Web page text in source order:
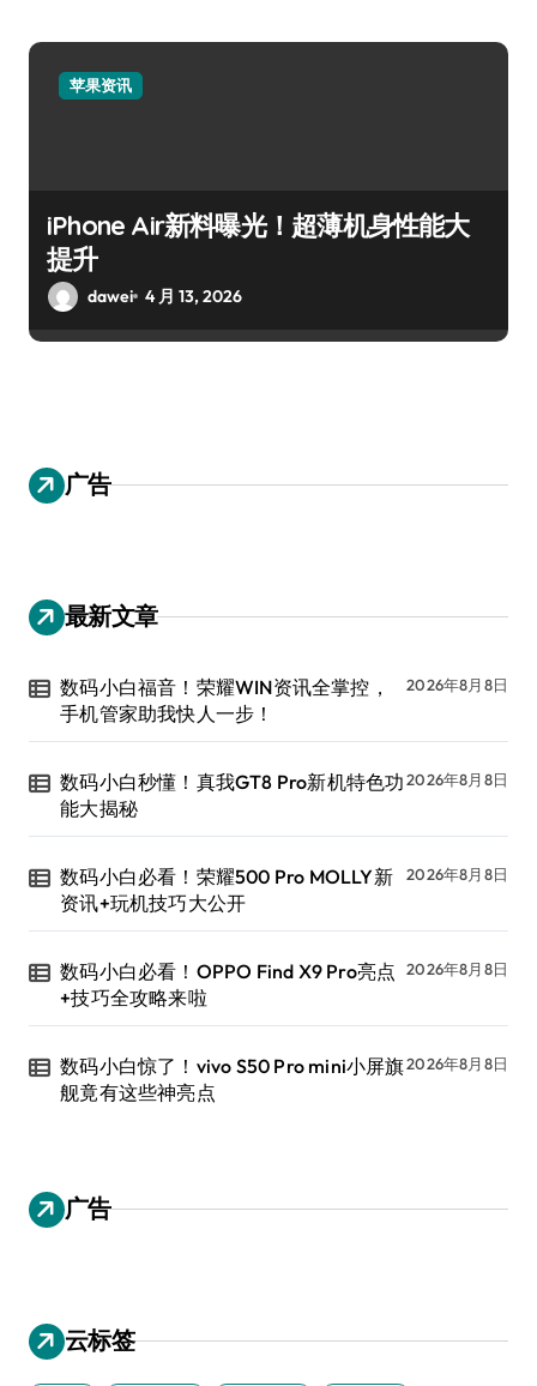
苹果资讯
iPhone Air新料曝光！超薄机身性能大
提升
dawei 4 月 13, 2026
广告
最新文章
数码小白福音！荣耀WIN资讯全掌控，
手机管家助我快人一步！
2026年8月8日
数码小白秒懂！真我GT8 Pro新机特色功
能大揭秘
2026年8月8日
数码小白必看！荣耀500 Pro MOLLY新
资讯+玩机技巧大公开
2026年8月8日
数码小白必看！OPPO Find X9 Pro亮点
+技巧全攻略来啦
2026年8月8日
数码小白惊了！vivo S50 Pro mini小屏旗
舰竟有这些神亮点
2026年8月8日
广告
云标签